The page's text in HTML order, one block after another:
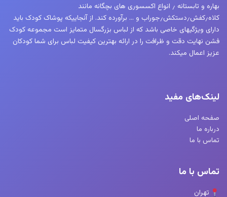
بهاره و تابستانه ٫ انواع اکسسوری های بچگانه مانند
کلاه٫کفش٫دستکش٫جوراب و … برآورده کند. از آنجاییکه پوشاک کودک باید
دارای ویژگیهای خاصی باشد که از لباس بزرگسال متمایز است مجموعه کودک
فشن نهایت دقت و ظرافت را در ارائه بهترین کیفیت لباس برای شما کودکان
عزیز اعمال میکند.
لینک‌های مفید
صفحه اصلی
درباره ما
تماس با ما
تماس با ما
تهران